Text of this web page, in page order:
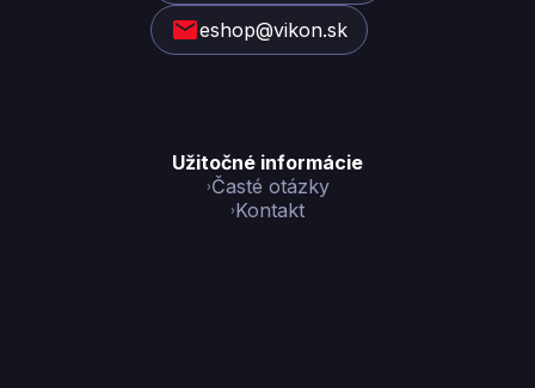
eshop@vikon.sk
Užitočné informácie
Časté otázky
Kontakt